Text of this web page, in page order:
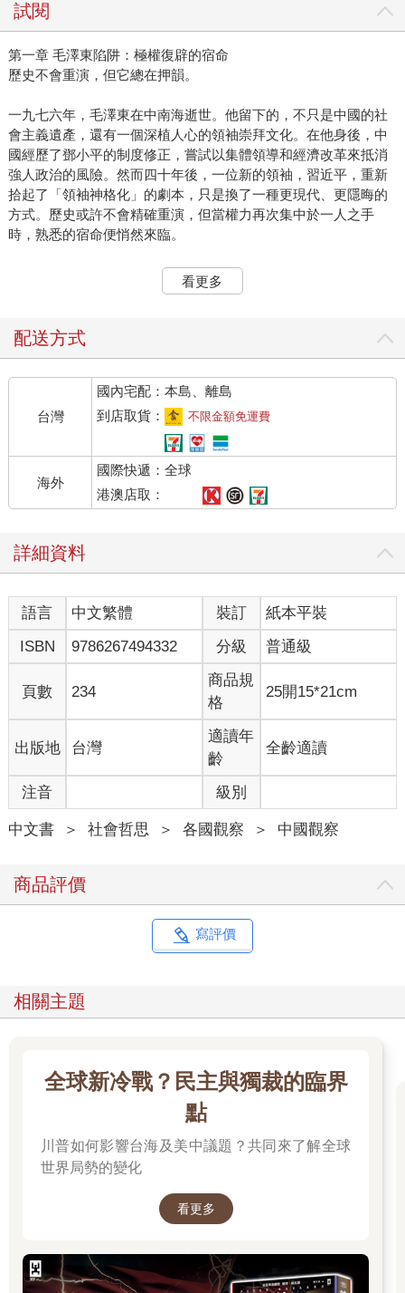
試閱
第一章 毛澤東陷阱：極權復辟的宿命
歷史不會重演，但它總在押韻。
一九七六年，毛澤東在中南海逝世。他留下的，不只是中國的社
會主義遺產，還有一個深植人心的領袖崇拜文化。在他身後，中
國經歷了鄧小平的制度修正，嘗試以集體領導和經濟改革來抵消
強人政治的風險。然而四十年後，一位新的領袖，習近平，重新
拾起了「領袖神格化」的劇本，只是換了一種更現代、更隱晦的
方式。歷史或許不會精確重演，但當權力再次集中於一人之手
時，熟悉的宿命便悄然來臨。
二○○九年，重慶，一場名為「唱紅打黑」的運動悄然升溫。薄熙
來，一位有著太子黨背景的高層幹部，將老一代革命話語重新包
錄等活動，試圖在地方重塑集體主義精神與政治忠誠。
表面上，這是一場打擊黑惡勢力、弘揚社會正能量的運動。但在
更深層次上，薄熙來透過操控輿論、動員群眾、集中權力，將自
己打造為一位具有群眾基礎的新時代領袖。紅歌聲中，不僅是對
毛澤東時代的懷舊，更是對個人崇拜與群體動員的復活。
重慶「打黑」行動規模驚人，大量富商與地方官員被快速審判甚
至秘密處決。正常的司法程序被民粹激情取代，法律成為政治鬥
爭的工具。在「打黑英雄」與「人民公僕」的光環下，薄熙來的
對習近平而言，這場「唱紅打黑」運動是一個鮮明的警告：文革
式的動員與極權手段依然有強大的社會吸引力，若無法有效掌控
意識形態與權力架構，即使身在體制最高層，也隨時可能被新一
輪群眾運動顛覆。
最終，薄熙來因為王立軍事件被拉下馬，其背後籌劃的權力布局
隨之瓦解。但這場運動留下的深遠影響卻未曾真正消散。它證明
了，在中國政治體系內部，極權復辟的衝 動從未消失，只要時機
從薄熙來的興衰，到習近平後來全面收緊意識形態控制，中國進
入了一個「後改 革、前文革」的模糊地帶。習近平如何在歷史與
現實的夾縫中，一步步走向個人極權復辟的路線—這條路，正是
中國難以逃脫的毛澤東陷阱。
習近平的集權，不是偶然成形，而是一場精心設計、步步推進的
權力締造工程。他的操作，不是簡單的強勢領導，而是一場精算
第一步，打貪反腐作為切口。表面上高舉反腐正義，實則直指黨
政治障礙，也讓黨內大老們集體噤聲。反腐，不僅是廉政運動，
更是權力重組的外科手術。
疑慮、誰陽奉陰違，一一暴露無遺。這不是尋求共識，而是強制
表態，通過核心定位，篩選敵友，鞏固隊伍。
法。過去領導人多以政策為名流傳，習近平則將自己的名字，硬
生生鑲嵌進制度文本。入黨章、入憲法，不僅是象徵性榮耀，而
是制度性壟斷，更一口氣超越不敢冠名的江澤民、胡錦濤，把變
更權力結構的門徑徹底封死。
第四步，歷史決議文再造個人神話。透過第三份歷史決議，習近
平將自身地位與毛澤東、鄧小平並列，重塑黨史敘事，使過去領
看更多
配送方式
台灣
國內宅配：本島、離島
到店取貨：
不限金額免運費
海外
國際快遞：全球
港澳店取：
詳細資料
語言 中文繁體 裝訂
紙本平裝
ISBN
9786267494332 分級 普通級
頁數 234
商品規
格
25開15*21cm
出版地 台灣
適讀年
齡
全齡適讀
注音 級別
中文書 ＞ 社會哲思 ＞ 各國觀察 ＞ 中國觀察
商品評價
寫評價
相關主題
全球新冷戰？民主與獨裁的臨界
點
川普如何影響台海及美中議題？共同來了解全球
世界局勢的變化
看更多